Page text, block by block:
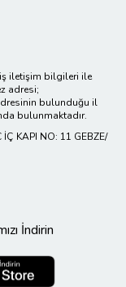
iletişim bilgileri ile
adresi;
bulunduğu il
bulunmaktadır.
KAPI NO: 11 GEBZE/
İndirin